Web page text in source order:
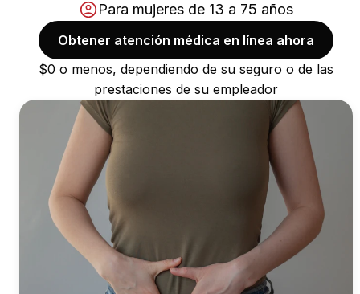
Para mujeres de 13 a 75 años
Obtener atención médica en línea ahora
$0 o menos, dependiendo de su seguro o de las
prestaciones de su empleador